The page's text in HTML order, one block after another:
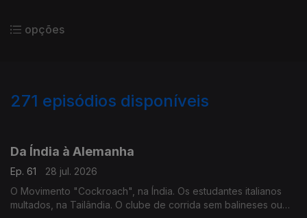
opções
271 episódios disponíveis
Da Índia à Alemanha
Ep. 61
28 jul. 2026
O Movimento "Cockroach", na Índia. Os estudantes italianos
multados, na Tailândia. O clube de corrida sem balineses ou